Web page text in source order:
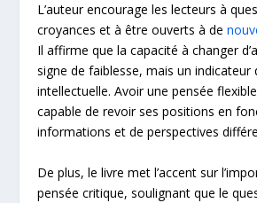
L’auteur encourage les lecteurs à
croyances et à être ouverts à de
Il affirme que la capacité à changer
signe de faiblesse, mais un indicateur
intellectuelle. Avoir une pensée
capable de revoir ses positions en
informations et de perspectives
De plus, le livre met l’accent sur
pensée critique, soulignant que le